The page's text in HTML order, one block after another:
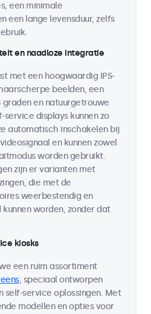
een minimale
een lange levensduur, zelfs
en naadloze integratie
met een hoogwaardig IPS-
beelden, een
graden en natuurgetrouwe
displays kunnen zo
automatisch inschakelen bij
en kunnen zowel
worden gebruikt.
zijn er varianten met
die met de
weerbestendig en
worden, zonder dat
kiosks
een ruim assortiment
, speciaal ontworpen
self-service oplossingen. Met
modellen en opties voor